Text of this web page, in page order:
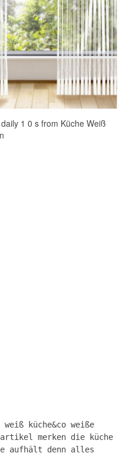
1 0 s from Küche Weiß
küche&co weiße
merken die küche
aufhält denn alles